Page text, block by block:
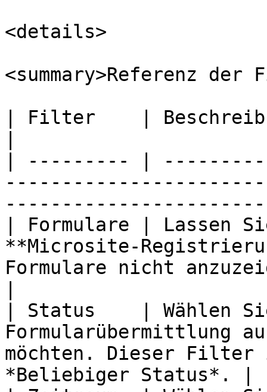
<details>
<summary>Referenz der
| Filter    |
| --------- |
| Formulare | Lassen
**Microsite-
Formulare nicht
| Status    | Wählen
Formularübermittlung
möchten. Dieser Filter
*Beliebiger Status*. |